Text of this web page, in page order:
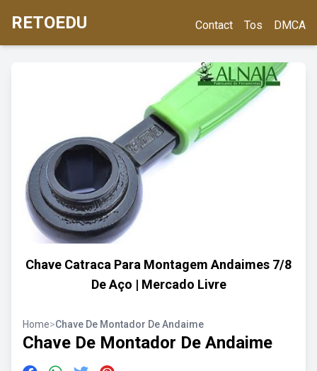
RETOEDU Contact Tos DMCA
Chave Catraca Para Montagem Andaimes 7/8
De Aço | Mercado Livre
Home>Chave De Montador De Andaime
Chave De Montador De Andaime